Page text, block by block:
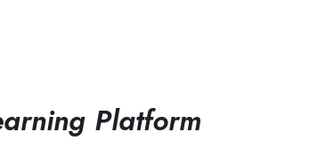
Platform